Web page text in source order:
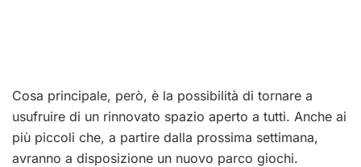
Cosa principale, però, è la possibilità di tornare a
usufruire di un rinnovato spazio aperto a tutti. Anche ai
più piccoli che, a partire dalla prossima settimana,
avranno a disposizione un nuovo parco giochi.